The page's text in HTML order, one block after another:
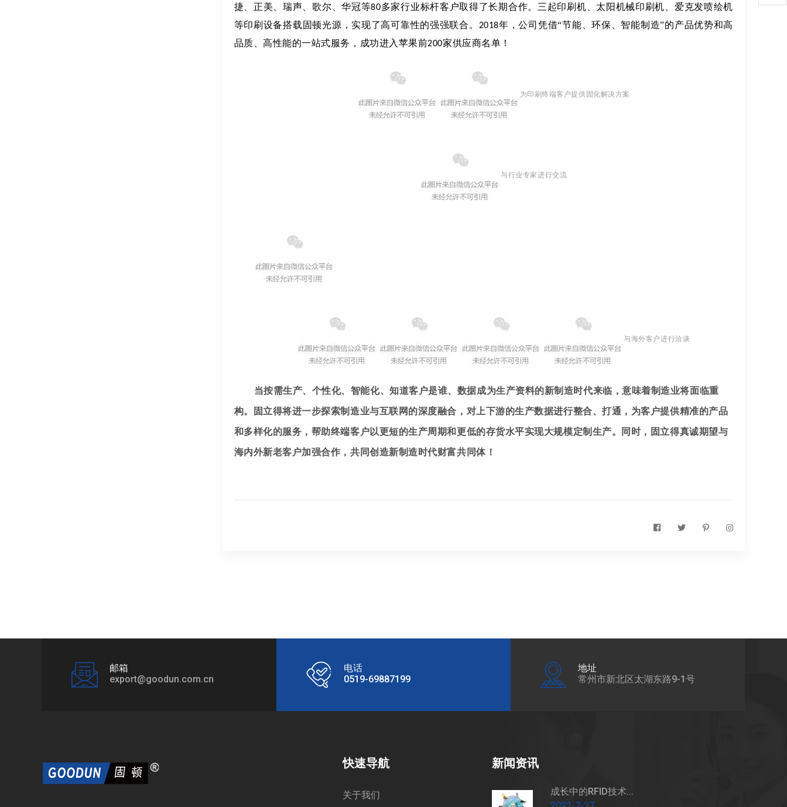
捷、正美、瑞声、歌尔、华冠等80多家行业标杆客户取得了长期合作。三起印刷机、太阳机械印刷机、爱克发喷绘机
等印刷设备搭载固顿光源 ，实现了高可靠性的强强联合。 2018年，公司凭借“节能、环保、智能制造”的产品优势和高
品质、高性能的一站式服务，成功进入 苹果前200家供应商名单 ！
为印刷终端客户提供固化解决方案
与行业专家进行交流
与海外客户进行洽谈
当按需生产、个性化、智能化、知道客户是谁、数据成为生产资料的新制造时代来临，意味着制造业将面临重
构。固立得将进一步探索制造业与互联网的深度融合，对上下游的生产数据进行整合、打通，为客户提供精准的产品
和多样化的服务，帮助终端客户以更短的生产周期和更低的存货水平实现大规模定制生产。同时，固立得真诚期望与
海内外新老客户加强合作，共同创造新制造时代财富共同体！
邮箱
export@goodun.com.cn
电话
0519-69887199
地址
常州市新北区太湖东路9-1号
快速导航
关于我们
新闻资讯
成长中的RFID技术...